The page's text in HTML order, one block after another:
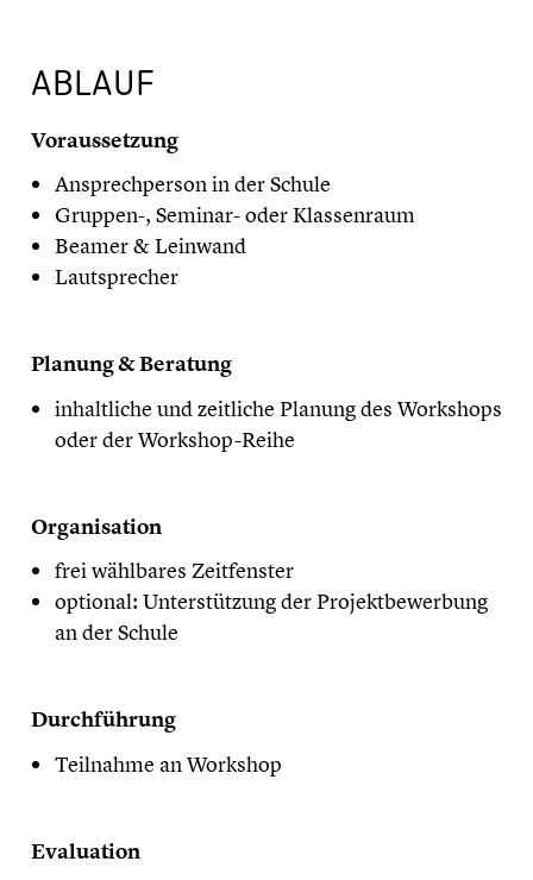
ABLAUF
Voraussetzung
Ansprechperson in der Schule
Gruppen-, Seminar- oder Klassenraum
Beamer & Leinwand
Lautsprecher
Planung & Beratung
inhaltliche und zeitliche Planung des Workshops
oder der Workshop-Reihe
Organisation
frei wählbares Zeitfenster
optional: Unterstützung der Projektbewerbung
an der Schule
Durchführung
Teilnahme an Workshop
Evaluation